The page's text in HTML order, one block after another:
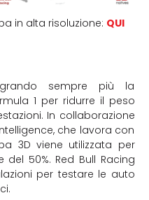
in alta risoluzione: QUI
sempre più la
1 per ridurre il peso
In collaborazione
che lavora con
3D viene utilizzata per
50%. Red Bull Racing
per testare le auto